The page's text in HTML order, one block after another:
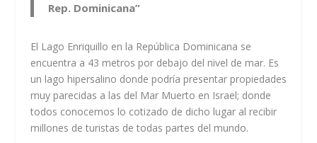
Rep. Dominicana”
El Lago Enriquillo en la República Dominicana se
encuentra a 43 metros por debajo del nivel de mar. Es
un lago hipersalino donde podría presentar propiedades
muy parecidas a las del Mar Muerto en Israel; donde
todos conocemos lo cotizado de dicho lugar al recibir
millones de turistas de todas partes del mundo.